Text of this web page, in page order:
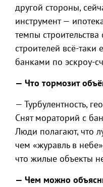
другой стороны,
инструмент —
темпы строительства
строителей всё-таки
банками по эскроу-
— Что тормозит
— Турбулентность,
Снят мораторий с
Люди полагают, что
чем «журавль в
что жилые объекты
— Чем можно